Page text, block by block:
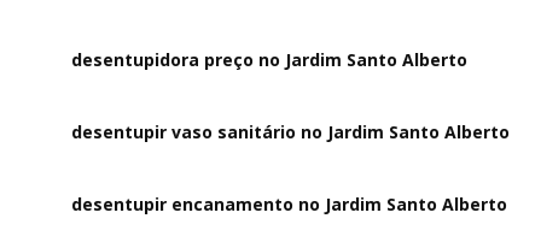
desentupidora preço no Jardim Santo Alberto
desentupir vaso sanitário no Jardim Santo Alberto
desentupir encanamento no Jardim Santo Alberto